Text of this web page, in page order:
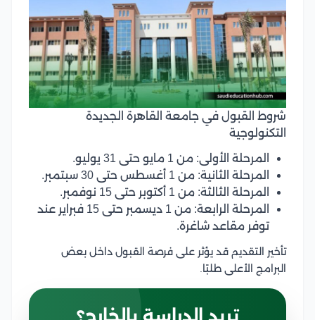
شروط القبول في جامعة القاهرة الجديدة
التكنولوجية
المرحلة الأولى: من 1 مايو حتى 31 يوليو.
المرحلة الثانية: من 1 أغسطس حتى 30 سبتمبر.
المرحلة الثالثة: من 1 أكتوبر حتى 15 نوفمبر.
المرحلة الرابعة: من 1 ديسمبر حتى 15 فبراير عند
توفر مقاعد شاغرة.
تأخير التقديم قد يؤثر على فرصة القبول داخل بعض
البرامج الأعلى طلبًا.
تريد الدراسة بالخارج؟